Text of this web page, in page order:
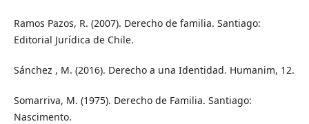
Ramos Pazos, R. (2007). Derecho de familia. Santiago:
Editorial Jurídica de Chile.
Sánchez , M. (2016). Derecho a una Identidad. Humanim, 12.
Somarriva, M. (1975). Derecho de Familia. Santiago:
Nascimento.